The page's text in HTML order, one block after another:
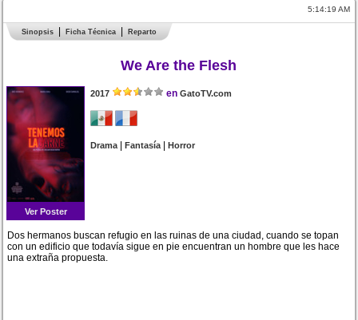
5:14:19 AM
Sinopsis Ficha Técnica Reparto
We Are the Flesh
Ver Poster
2017 en GatoTV.com
Drama|Fantasía|Horror
Dos hermanos buscan refugio en las ruinas de una ciudad, cuando se topan
con un edificio que todavía sigue en pie encuentran un hombre que les hace
una extraña propuesta.